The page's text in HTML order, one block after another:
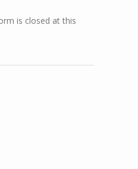
is closed at this